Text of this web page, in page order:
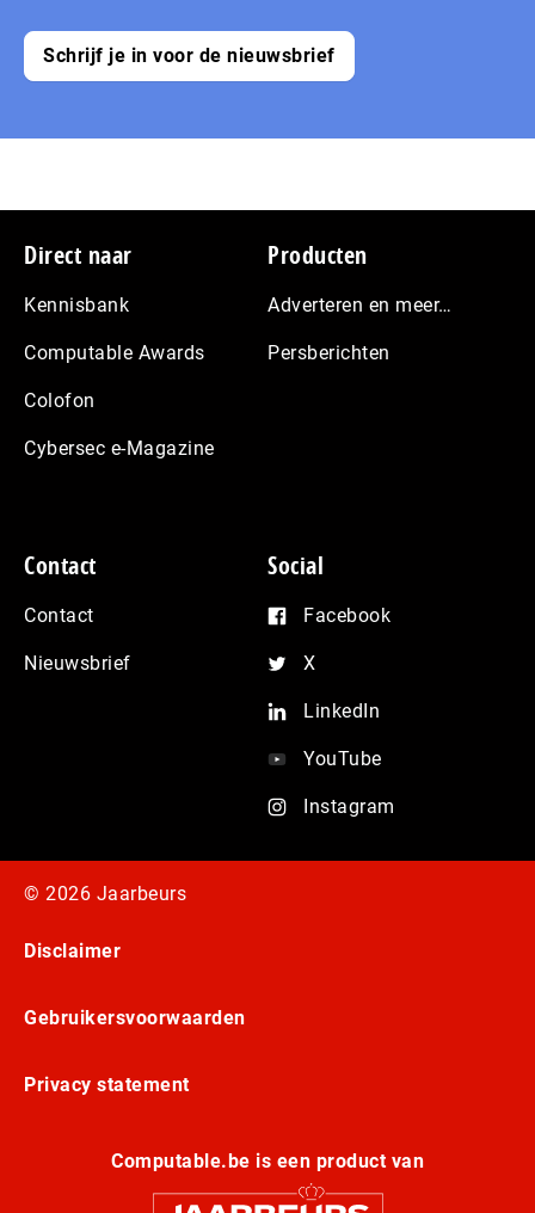
Schrijf je in voor de nieuwsbrief
Footer
Direct naar
Kennisbank
Computable Awards
Colofon
Cybersec e-Magazine
Producten
Adverteren en meer…
Persberichten
Contact
Contact
Nieuwsbrief
Social
Facebook
X
LinkedIn
YouTube
Instagram
© 2026 Jaarbeurs
Disclaimer
Gebruikersvoorwaarden
Privacy statement
Computable.be is een product van